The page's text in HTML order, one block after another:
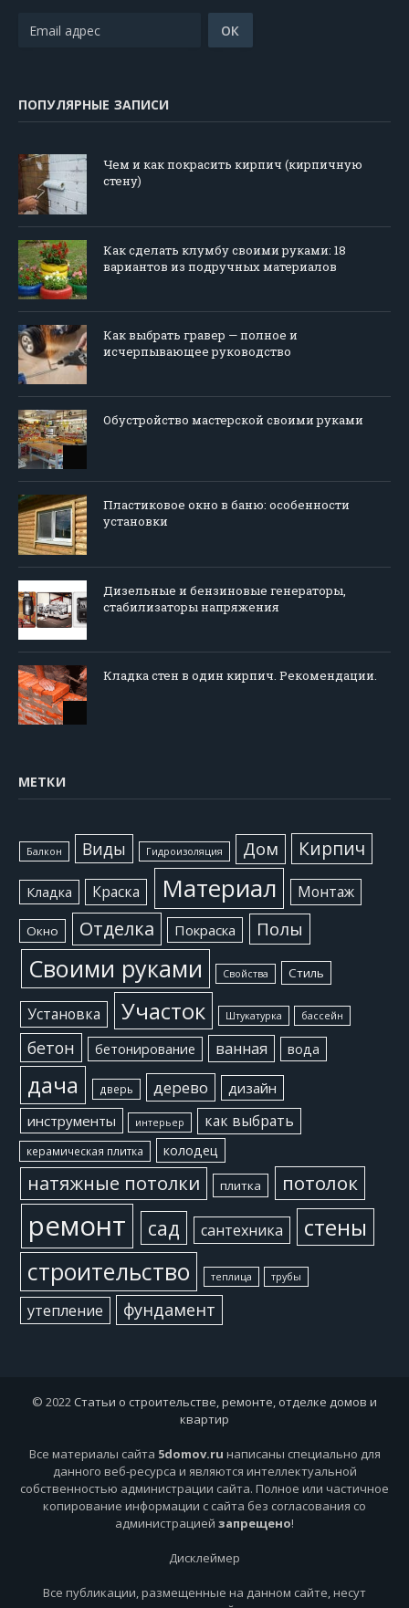
ПОПУЛЯРНЫЕ ЗАПИСИ
Чем и как покрасить кирпич (кирпичную
стену)
Как сделать клумбу своими руками: 18
вариантов из подручных материалов
Как выбрать гравер — полное и
исчерпывающее руководство
Обустройство мастерской своими руками
Пластиковое окно в баню: особенности
установки
Дизельные и бензиновые генераторы,
стабилизаторы напряжения
Кладка стен в один кирпич. Рекомендации.
МЕТКИ
Балкон Виды Гидроизоляция Дом Кирпич
Кладка Краска Материал Монтаж
Окно Отделка Покраска Полы
Своими руками Свойства Стиль
Установка Участок Штукатурка бассейн
бетон бетонирование ванная вода
дача дверь дерево
дизайн
инструменты
интерьер как выбрать
керамическая плитка колодец
натяжные потолки плитка потолок
ремонт сад сантехника
стены
строительство
теплица трубы
утепление фундамент
© 2022 Статьи о строительстве, ремонте, отделке домов и
квартир
Все материалы сайта 5domov.ru написаны специально для
данного веб-ресурса и являются интеллектуальной
собственностью администрации сайта. Полное или частичное
копирование информации с сайта без согласования со
администрацией запрещено!
Дисклеймер
Все публикации, размещенные на данном сайте, несут